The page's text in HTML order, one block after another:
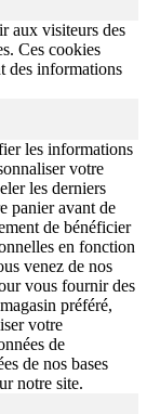
aux visiteurs des
Ces cookies
des informations
les informations
votre
les derniers
panier avant de
de bénéficier
en fonction
venez de nos
vous fournir des
préféré,
votre
de
de nos bases
notre site.